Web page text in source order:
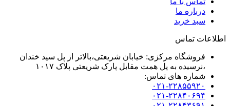
درباره ما
سبد خرید
اطلاعات تماس
فروشگاه مرکزی: خیابان شریعتی،بالاتر از پل سید خندان
،نرسیده به پل همت مقابل پارک شریعتی پلاک ۱۰۱۷
شماره های تماس:
۰۲۱-۲۲۸۵۵۹۲۰
۰۲۱-۲۲۸۴۰۶۹۴